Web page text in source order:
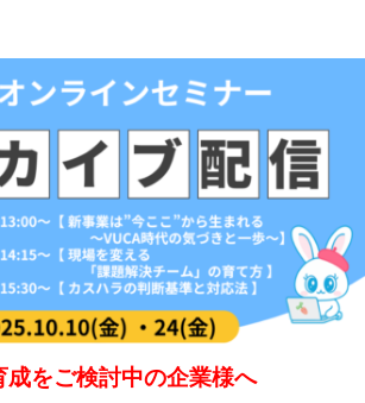
成をご検討中の企業様へ